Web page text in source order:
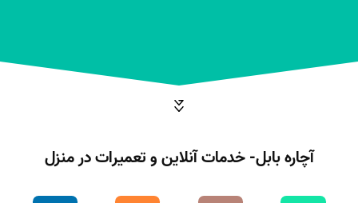
آچاره بابل- خدمات آنلاین و تعمیرات در منزل